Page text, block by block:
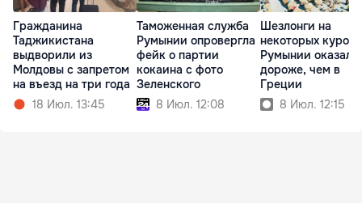
Гражданина
Таджикистана
выдворили из
Молдовы с запретом
на въезд на три года
18 Июл. 13:45
Таможенная служба
Румынии опровергла
фейк о партии
кокаина с фото
Зеленского
8 Июл. 12:08
Шезлонги на
некоторых
Румынии
дороже, чем в
Греции
8 Июл. 12:15